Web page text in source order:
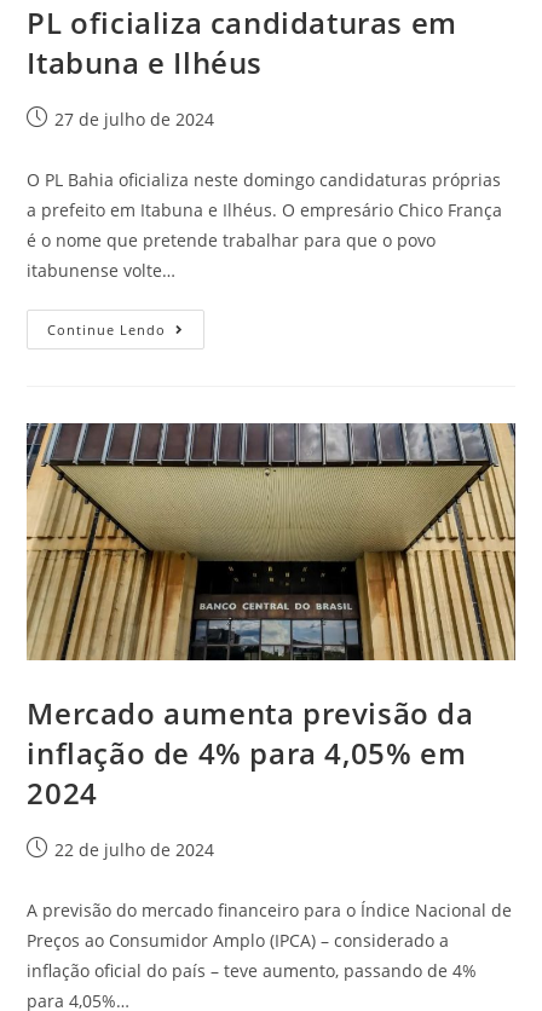
PL oficializa candidaturas em
Itabuna e Ilhéus
27 de julho de 2024
O PL Bahia oficializa neste domingo candidaturas próprias
a prefeito em Itabuna e Ilhéus. O empresário Chico França
é o nome que pretende trabalhar para que o povo
itabunense volte…
Continue Lendo
Mercado aumenta previsão da
inflação de 4% para 4,05% em
2024
22 de julho de 2024
A previsão do mercado financeiro para o Índice Nacional de
Preços ao Consumidor Amplo (IPCA) – considerado a
inflação oficial do país – teve aumento, passando de 4%
para 4,05%…